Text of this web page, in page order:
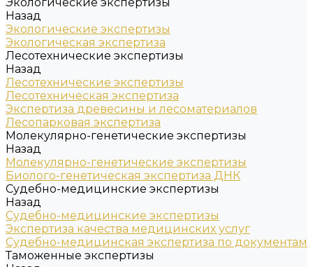
Назад
Экологические экспертизы
Экологическая экспертиза
Лесотехнические экспертизы
Назад
Лесотехнические экспертизы
Лесотехническая экспертиза
Экспертиза древесины и лесоматериалов
Лесопарковая экспертиза
Молекулярно-генетические экспертизы
Назад
Молекулярно-генетические экспертизы
Биолого-генетическая экспертиза ДНК
Судебно-медицинские экспертизы
Назад
Судебно-медицинские экспертизы
Экспертиза качества медицинских услуг
Судебно-медицинская экспертиза по документам
Таможенные экспертизы